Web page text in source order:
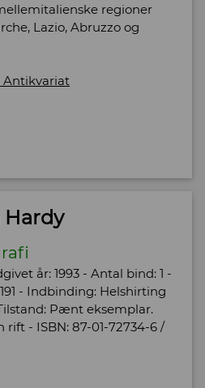
regioner
Lazio, Abruzzo og
Hardy
år: 1993 - Antal bind: 1 -
- Indbinding: Helshirting
Pænt eksemplar.
- ISBN: 87-01-72734-6 /